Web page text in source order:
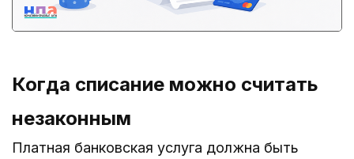
Когда списание можно считать
незаконным
Платная банковская услуга должна быть